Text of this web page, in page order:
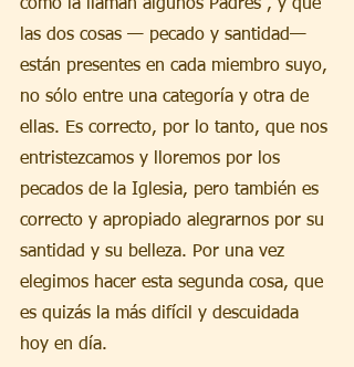
como la llaman algunos Padres , y que
las dos cosas — pecado y santidad—
están presentes en cada miembro suyo,
no sólo entre una categoría y otra de
ellas. Es correcto, por lo tanto, que nos
entristezcamos y lloremos por los
pecados de la Iglesia, pero también es
correcto y apropiado alegrarnos por su
santidad y su belleza. Por una vez
elegimos hacer esta segunda cosa, que
es quizás la más difícil y descuidada
hoy en día.